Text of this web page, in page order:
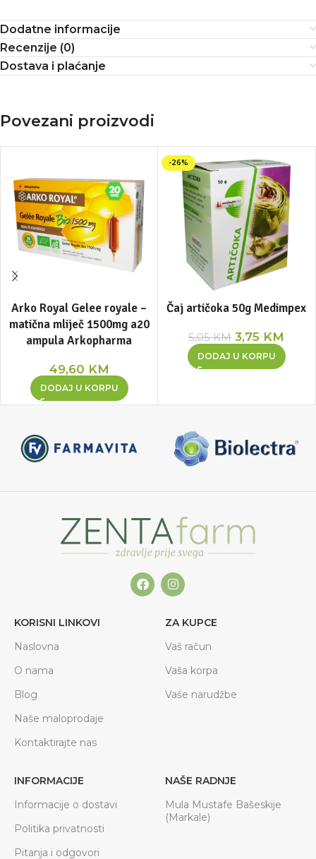
Dodatne informacije
Recenzije (0)
Dostava i plaćanje
Povezani proizvodi
Arko Royal Gelee royale –
matična mliječ 1500mg a20
ampula Arkopharma
49,60 KM
DODAJ U KORPU
-26%
Čaj artičoka 50g Medimpex
5,05KM 3,75 KM
DODAJ U KORPU
KORISNI LINKOVI
Naslovna
O nama
Blog
Naše maloprodaje
Kontaktirajte nas
ZA KUPCE
Vaš račun
Vaša korpa
Vaše narudžbe
INFORMACIJE
Informacije o dostavi
Politika privatnosti
Pitanja i odgovori
NAŠE RADNJE
Mula Mustafe Bašeskije
(Markale)